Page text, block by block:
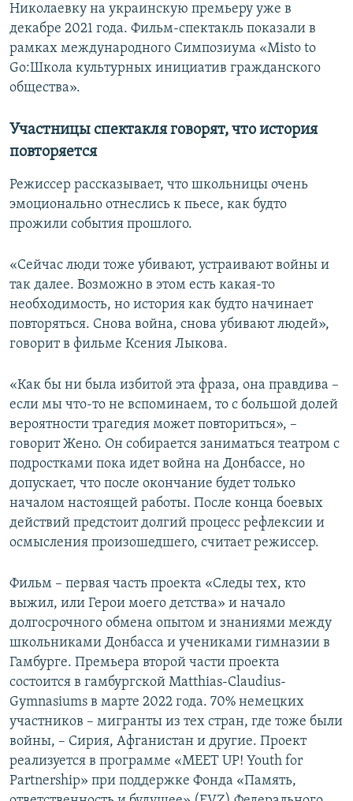
Николаевку на украинскую премьеру уже в
декабре 2021 года. Фильм-спектакль показали в
рамках международного Симпозиума «Misto to
Go:Школа культурных инициатив гражданского
общества».
Участницы спектакля говорят, что история
повторяется
Режиссер рассказывает, что школьницы очень
эмоционально отнеслись к пьесе, как будто
прожили события прошлого.
«Сейчас люди тоже убивают, устраивают войны и
так далее. Возможно в этом есть какая-то
необходимость, но история как будто начинает
повторяться. Снова война, снова убивают людей»,
говорит в фильме Ксения Лыкова.
«Как бы ни была избитой эта фраза, она правдива –
если мы что-то не вспоминаем, то с большой долей
вероятности трагедия может повториться», –
говорит Жено. Он собирается заниматься театром с
подростками пока идет война на Донбассе, но
допускает, что после окончание будет только
началом настоящей работы. После конца боевых
действий предстоит долгий процесс рефлексии и
осмысления произошедшего, считает режиссер.
Фильм – первая часть проекта «Следы тех, кто
выжил, или Герои моего детства» и начало
долгосрочного обмена опытом и знаниями между
школьниками Донбасса и учениками гимназии в
Гамбурге. Премьера второй части проекта
состоится в гамбургской Matthias-Claudius-
Gymnasiums в марте 2022 года. 70% немецких
участников – мигранты из тех стран, где тоже были
войны, – Сирия, Афганистан и другие. Проект
реализуется в программе «MEET UP! Youth for
Partnership» при поддержке Фонда «Память,